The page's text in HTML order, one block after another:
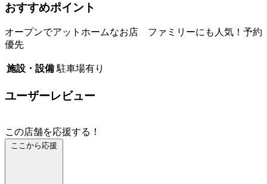
おすすめポイント
オープンでアットホームなお店 ファミリーにも人気！予約
優先
施設・設備 駐車場有り
ユーザーレビュー
この店舗を応援する！
ここから応援